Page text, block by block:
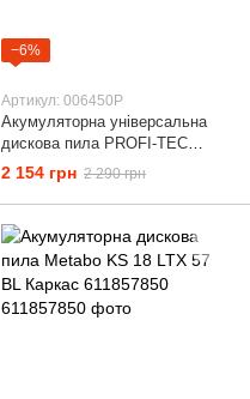
−6%
Артикул: 006450P
Акумуляторна універсальна
дискова пила PROFI-TEC
PCA1220BL POWERLine (без
акумулятора та зарядного
пристрою)
2 154 грн 2 290 грн